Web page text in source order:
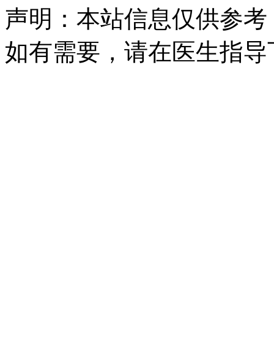
声明：本站信息仅供参
如有需要，请在医生指